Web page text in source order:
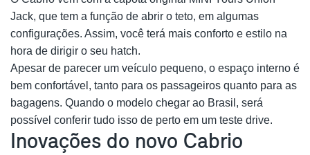
Jack, que tem a função de abrir o teto, em algumas
configurações. Assim, você terá mais conforto e estilo na
hora de dirigir o seu hatch.
Apesar de parecer um veículo pequeno, o espaço interno é
bem confortável, tanto para os passageiros quanto para as
bagagens. Quando o modelo chegar ao Brasil, será
possível conferir tudo isso de perto em um teste drive.
Inovações do novo Cabrio